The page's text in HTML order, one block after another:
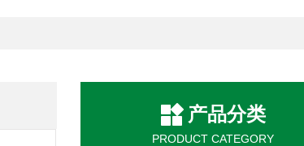
产品分类
PRODUCT CATEGORY